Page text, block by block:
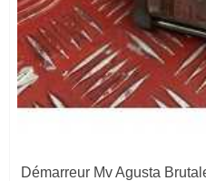
Démarreur Mv Agusta